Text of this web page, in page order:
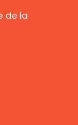
de la